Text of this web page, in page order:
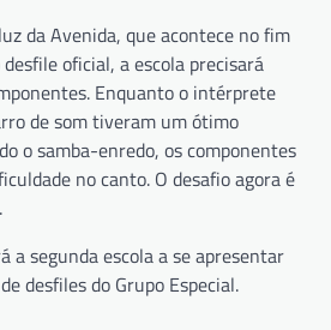
da Avenida, que acontece no fim
oficial, a escola precisará
Enquanto o intérprete
de som tiveram um ótimo
o samba-enredo, os componentes
no canto. O desafio agora é
a segunda escola a se apresentar
desfiles do Grupo Especial.